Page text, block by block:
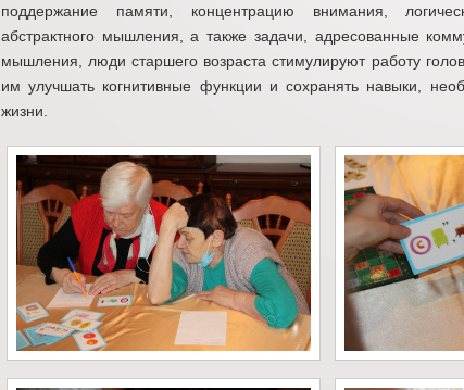
поддержание памяти, концентрацию внимания,
абстрактного мышления, а также задачи, адресованные
мышления, люди старшего возраста стимулируют работу
им улучшать когнитивные функции и сохранять навыки,
жизни.